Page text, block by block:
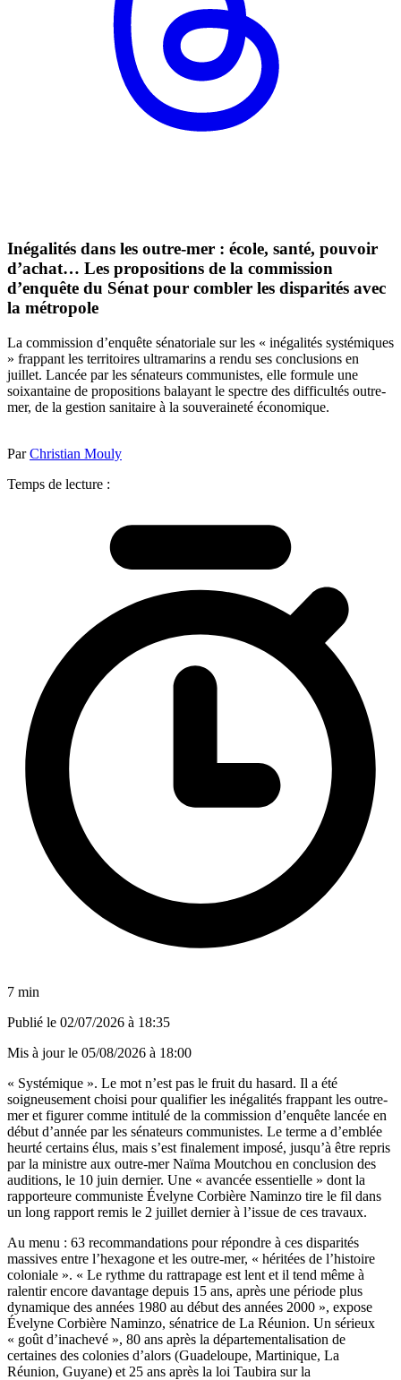
Inégalités dans les outre-mer : école, santé, pouvoir
d’achat… Les propositions de la commission
d’enquête du Sénat pour combler les disparités avec
la métropole
La commission d’enquête sénatoriale sur les « inégalités systémiques
» frappant les territoires ultramarins a rendu ses conclusions en
juillet. Lancée par les sénateurs communistes, elle formule une
soixantaine de propositions balayant le spectre des difficultés outre-
mer, de la gestion sanitaire à la souveraineté économique.
ParChristian Mouly
Temps de lecture :
7 min
Publié le 02/07/2026 à 18:35
Mis à jour le 05/08/2026 à 18:00
« Systémique ». Le mot n’est pas le fruit du hasard. Il a été
soigneusement choisi pour qualifier les inégalités frappant les outre-
mer et figurer comme intitulé de la commission d’enquête lancée en
début d’année par les sénateurs communistes. Le terme a d’emblée
heurté certains élus, mais s’est finalement imposé, jusqu’à être repris
par la ministre aux outre-mer Naïma Moutchou en conclusion des
auditions, le 10 juin dernier. Une « avancée essentielle » dont la
rapporteure communiste Évelyne Corbière Naminzo tire le fil dans
un long rapport remis le 2 juillet dernier à l’issue de ces travaux.
Au menu : 63 recommandations pour répondre à ces disparités
massives entre l’hexagone et les outre-mer, « héritées de l’histoire
coloniale ». « Le rythme du rattrapage est lent et il tend même à
ralentir encore davantage depuis 15 ans, après une période plus
dynamique des années 1980 au début des années 2000 », expose
Évelyne Corbière Naminzo, sénatrice de La Réunion. Un sérieux
« goût d’inachevé », 80 ans après la départementalisation de
certaines des colonies d’alors (Guadeloupe, Martinique, La
Réunion, Guyane) et 25 ans après la loi Taubira sur la